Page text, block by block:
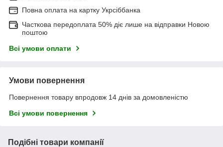
Повна оплата на картку Укрсіббанка
Часткова передоплата 50% діє лише на відправки Новою
поштою
Всі умови оплати
Умови повернення
Повернення товару впродовж 14 днів за домовленістю
Всі умови повернення
Подібні товари компанії